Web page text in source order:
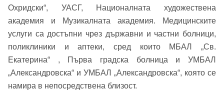
Имейл Адрес
Охридски“, УАСГ, Националната художествена
академия и Музикалната академия. Медицинските
услуги са достъпни чрез държавни и частни болници,
поликлиники и аптеки, сред които МБАЛ „Св.
Екатерина“ , Първа градска болница и УМБАЛ
„Александровска“ и УМБАЛ „Александровска“, която се
намира в непосредствена близост.
Имейл адрес*
Телефон*